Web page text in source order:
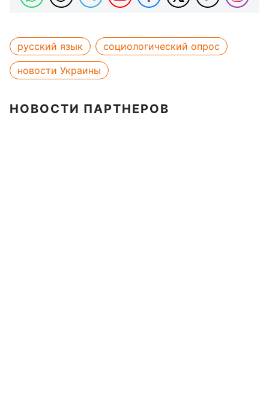
русский язык
социологический опрос
новости Украины
НОВОСТИ ПАРТНЕРОВ